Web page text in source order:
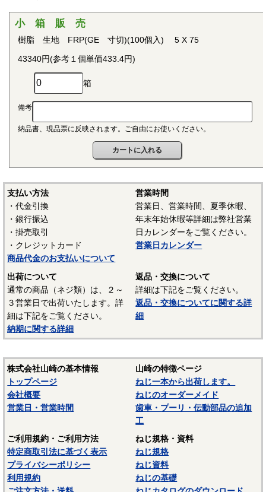
〇連続使用温度115℃（UL認定温度）〇燃焼性UL94 V-2
結晶性の代表的な汎用プラスチックです。比重が0.9と汎用
プラスチックのなかでも最も軽く、耐薬品性、耐加水分解
性、電気的特性にも優れ、応用範囲の広いプラスチックとし
て幅広い分野で用いられています。
結晶性のエンジニアリングプラスチックです。バランスの
取れた機械的性質を有し、かつ優れた耐疲労性で、耐クリー
プ性、摩擦摩耗特性、耐薬品性を備えていることから、金属
おいて広く用いられています。
■ポリアミド（ナイロン、PA）
〇連続使用温度PA6-65℃/PA66-75℃（UL認定温度）〇燃焼性
UL94 V-2
結晶性のエンジニアリングプラスチックです。強靭な材料
で摩擦係数が小さく、しかも耐摩耗性で、自己潤滑性に優れ
ています。耐油性、耐薬品性もよいので機械材料に最適な材
料でありますが、吸湿性が高いので設計上配慮しなければな
らないという問題点もあります。
■ポリスライダー
優れたポリアミドの性質を活かし組成中に黒鉛粒子を均一
に分散させ、浮遊状態にある黒鉛粒子をテープの表面に偏平
状の黒鉛層となるよう製造されたものです。面圧によるクリ
ープ変形はほとんどなく、耐クリープ性、摩擦・摩耗性に優
れておりスラストワッシャーとして各種構造用機器部品に用
いられています。
（以上はサンコーインダストリー様資料抜粋）
表面処理：生地
表面処理を施していない、素材そのままの状態です。鉄の
小 箱 販 売
樹脂 生地 FRP(GE 寸切)(100個入) 5 X 75
43340円(参考１個単価433.4円)
箱
備考
納品書、現品票に反映されます。ご自由にお使いください。
支払い方法
・代金引換
・銀行振込
・掛売取引
・クレジットカード
商品代金のお支払いについて
営業時間
営業日、営業時間、夏季休暇、
年末年始休暇等詳細は弊社営業
日カレンダーをご覧ください。
営業日カレンダー
出荷について
通常の商品（ネジ類）は、２～
３営業日で出荷いたします。詳
細は下記をご覧ください。
納期に関する詳細
返品・交換について
詳細は下記をご覧ください。
返品・交換についてに関する詳
細
株式会社山崎の基本情報
トップページ
会社概要
営業日・営業時間
山崎の特徴ページ
ねじ一本から出荷します。
ねじのオーダーメイド
歯車・プーリ・伝動部品の追加
工
ご利用規約・ご利用方法
特定商取引法に基づく表示
プライバシーポリシー
利用規約
ねじ規格・資料
ねじ規格
ねじ資料
ねじの基礎